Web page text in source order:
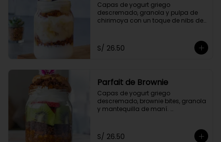
Capas de yogurt griego
descremado, granola y pulpa de
chirimoya con un toque de nibs de
S/ 26.50
Parfait de Brownie
Capas de yogurt griego
descremado, brownie bites, granola
y mantequilla de maní.
S/ 26.50